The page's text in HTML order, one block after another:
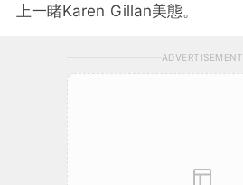
上一睹Karen Gillan美態。
ADVERTISEMENT